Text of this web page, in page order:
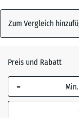
Sandbeige(active)
- 2,20 €
x
500
Die gewählte, blau
umrandete
Abmessung wird
Zum Vergleich
Preis und Rabatt
-